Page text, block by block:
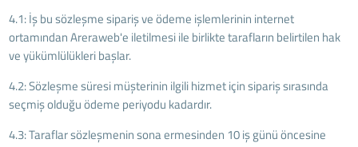
4.1: İş bu sözleşme sipariş ve ödeme işlemlerinin internet
ortamından Areraweb'e iletilmesi ile birlikte tarafların belirtilen hak
ve yükümlülükleri başlar.
4.2: Sözleşme süresi müşterinin ilgili hizmet için sipariş sırasında
seçmiş olduğu ödeme periyodu kadardır.
4.3: Taraflar sözleşmenin sona ermesinden 10 iş günü öncesine